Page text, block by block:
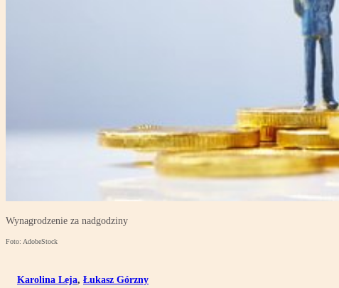
Wynagrodzenie za nadgodziny
Foto: AdobeStock
Karolina Leja, Łukasz Górzny